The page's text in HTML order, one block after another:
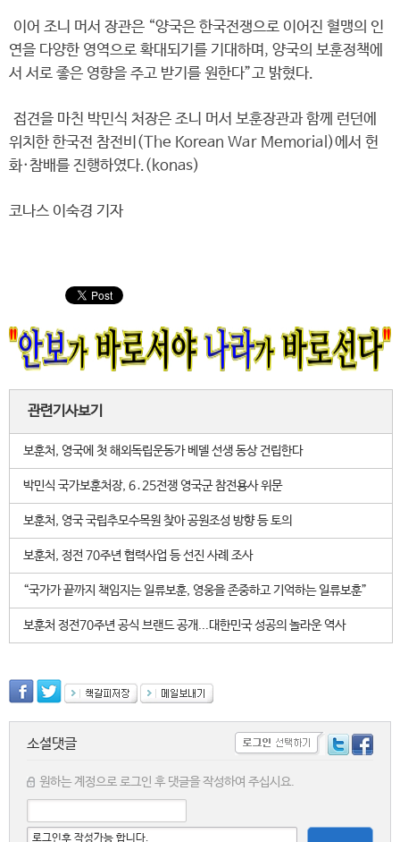
이어 조니 머서 장관은 “양국은 한국전쟁으로 이어진 혈맹의 인
연을 다양한 영역으로 확대되기를 기대하며, 양국의 보훈정책에
서 서로 좋은 영향을 주고 받기를 원한다”고 밝혔다.
접견을 마친 박민식 처장은 조니 머서 보훈장관과 함께 런던에
위치한 한국전 참전비(The Korean War Memorial)에서 헌
화·참배를 진행하였다.(konas)
코나스 이숙경 기자
관련기사보기
보훈처, 영국에 첫 해외독립운동가 베델 선생 동상 건립한다
박민식 국가보훈처장, 6․25전쟁 영국군 참전용사 위문
보훈처, 영국 국립추모수목원 찾아 공원조성 방향 등 토의
보훈처, 정전 70주년 협력사업 등 선진 사례 조사
“국가가 끝까지 책임지는 일류보훈, 영웅을 존중하고 기억하는 일류보훈”
보훈처 정전70주년 공식 브랜드 공개...대한민국 성공의 놀라운 역사
소셜댓글
원하는 계정으로 로그인 후 댓글을 작성하여 주십시요.